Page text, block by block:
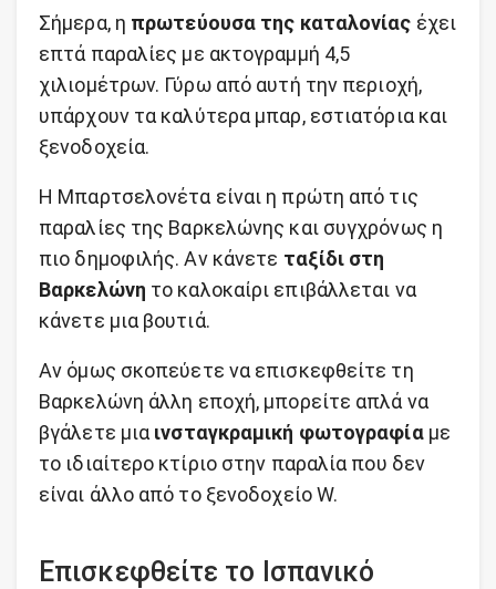
Σήμερα, η πρωτεύουσα της καταλονίας έχει
επτά παραλίες με ακτογραμμή 4,5
χιλιομέτρων. Γύρω από αυτή την περιοχή,
υπάρχουν τα καλύτερα μπαρ, εστιατόρια και
ξενοδοχεία.
Η Μπαρτσελονέτα είναι η πρώτη από τις
παραλίες της Βαρκελώνης και συγχρόνως η
πιο δημοφιλής. Αν κάνετε ταξίδι στη
Βαρκελώνη το καλοκαίρι επιβάλλεται να
κάνετε μια βουτιά.
Αν όμως σκοπεύετε να επισκεφθείτε τη
Βαρκελώνη άλλη εποχή, μπορείτε απλά να
βγάλετε μια ινσταγκραμική φωτογραφίαμε
το ιδιαίτερο κτίριο στην παραλία που δεν
είναι άλλο από το ξενοδοχείο W.
Επισκεφθείτε το Ισπανικό